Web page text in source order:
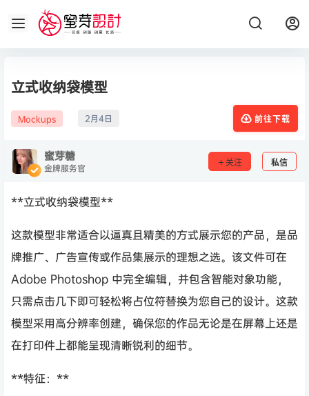
立式收纳袋模型
Mockups 2月4日 前往下载
蜜芽糖
金牌服务官 关注 私信
**立式收纳袋模型**
这款模型非常适合以逼真且精美的方式展示您的产品，是品
牌推广、广告宣传或作品集展示的理想之选。该文件可在
Adob​​e Photoshop 中完全编辑，并包含智能对象功能，
只需点击几下即可轻松将占位符替换为您自己的设计。这款
模型采用高分辨率创建，确保您的作品无论是在屏幕上还是
在打印件上都能呈现清晰锐利的细节。
**特征：**